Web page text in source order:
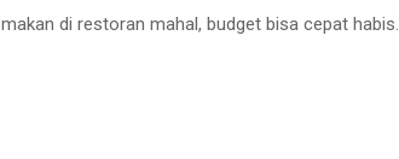
di restoran mahal, budget bisa cepat habis.